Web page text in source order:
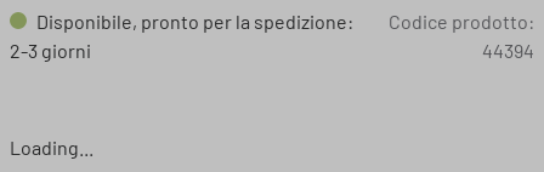
Disponibile, pronto per la spedizione:
2-3 giorni
Codice prodotto:
44394
Loading...